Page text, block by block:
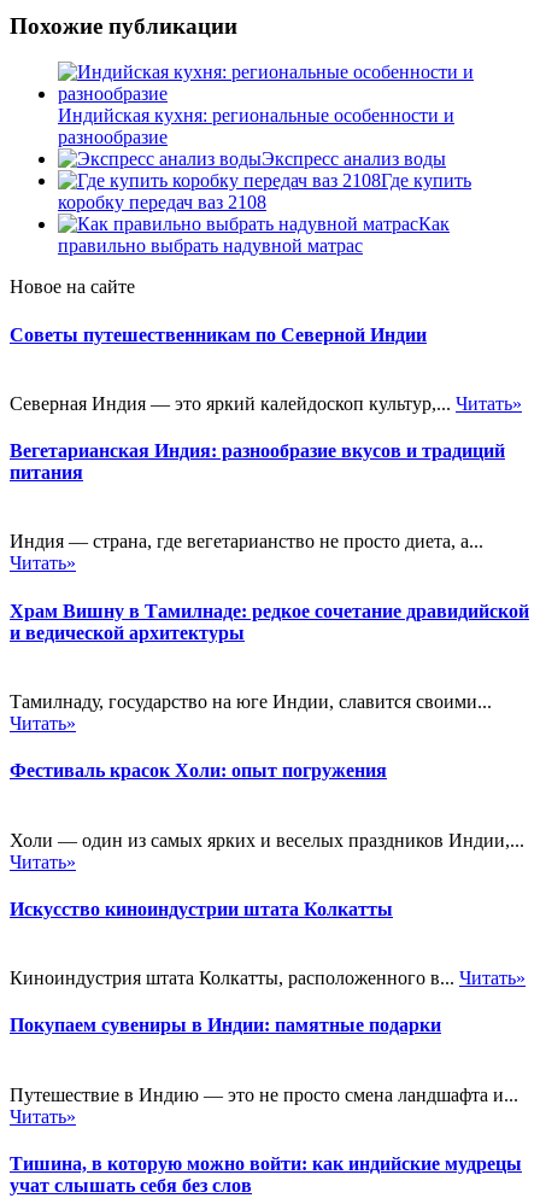
Похожие публикации
Индийская кухня: региональные особенности и
разнообразие
Экспресс анализ воды
Где купить
коробку передач ваз 2108
Как
правильно выбрать надувной матрас
Новое на сайте
Советы путешественникам по Северной Индии
Северная Индия — это яркий калейдоскоп культур,... Читать»
Вегетарианская Индия: разнообразие вкусов и традиций
питания
Индия — страна, где вегетарианство не просто диета, а...
Читать»
Храм Вишну в Тамилнаде: редкое сочетание дравидийской
и ведической архитектуры
Тамилнаду, государство на юге Индии, славится своими...
Читать»
Фестиваль красок Холи: опыт погружения
Холи — один из самых ярких и веселых праздников Индии,...
Читать»
Искусство киноиндустрии штата Колкатты
Киноиндустрия штата Колкатты, расположенного в... Читать»
Покупаем сувениры в Индии: памятные подарки
Путешествие в Индию — это не просто смена ландшафта и...
Читать»
Тишина, в которую можно войти: как индийские мудрецы
учат слышать себя без слов